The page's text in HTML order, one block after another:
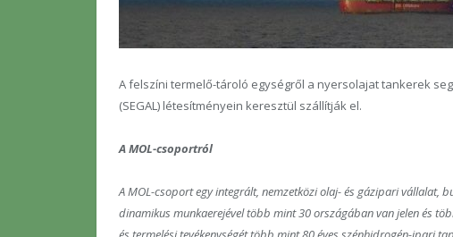
A felszíni termelő-tároló egységről a nyersolajat tankerek
(SEGAL) létesítményein keresztül szállítják el.
A MOL-csoportról
A MOL-csoport egy integrált, nemzetközi olaj- és gázipari vállalat,
dinamikus munkaerejével több mint 30 országában van jelen és